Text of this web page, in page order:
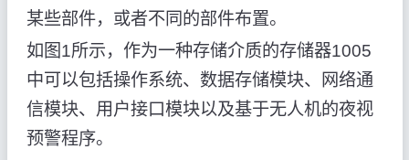
某些部件，或者不同的部件布置。
如图1所示，作为一种存储介质的存储器1005
中可以包括操作系统、数据存储模块、网络通
信模块、用户接口模块以及基于无人机的夜视
预警程序。